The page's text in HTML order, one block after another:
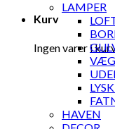
Kurv
Ingen varer i
LAMPER
HAVEN